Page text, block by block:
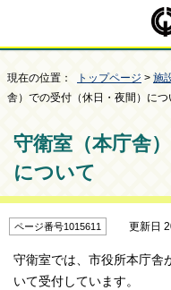
現在の位置： トップページ > 施
舎）での受付（休日・夜間）につ
守衛室（本庁舎
について
ページ番号1015611 更新日
守衛室では、市役所本庁舎
いて受付しています。